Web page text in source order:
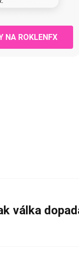
NA ROKLENFX
válka